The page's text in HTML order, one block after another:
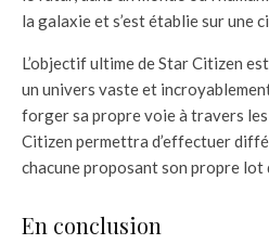
la galaxie et s’est établie sur une
L’objectif ultime de Star Citizen
un univers vaste et
forger sa propre voie à travers
Citizen permettra d’effectuer
chacune proposant son propre lot
En conclusion